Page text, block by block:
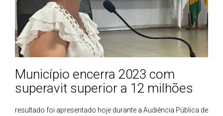
Município encerra 2023 com
superavit superior a 12 milhões
resultado foi apresentado hoje durante a Audiência Pública de